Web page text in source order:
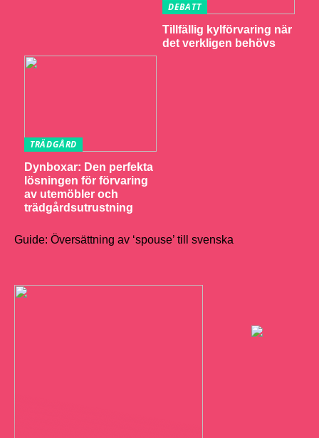
DEBATT
Tillfällig kylförvaring när
det verkligen behövs
TRÄDGÅRD
Dynboxar: Den perfekta
lösningen för förvaring
av utemöbler och
trädgårdsutrustning
Guide: Översättning av ‘spouse’ till svenska